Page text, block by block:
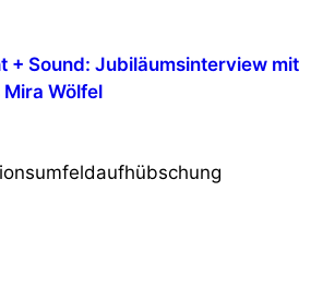
+ Sound: Jubiläumsinterview mit
Wölfel